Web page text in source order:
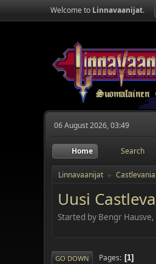
Welcome to Linnavaanijat.
06 August 2026, 03:49
Home Search
Linnavaanijat ► Castlevania
Uusi
Started by Bengr
GO DOWN Pages 1